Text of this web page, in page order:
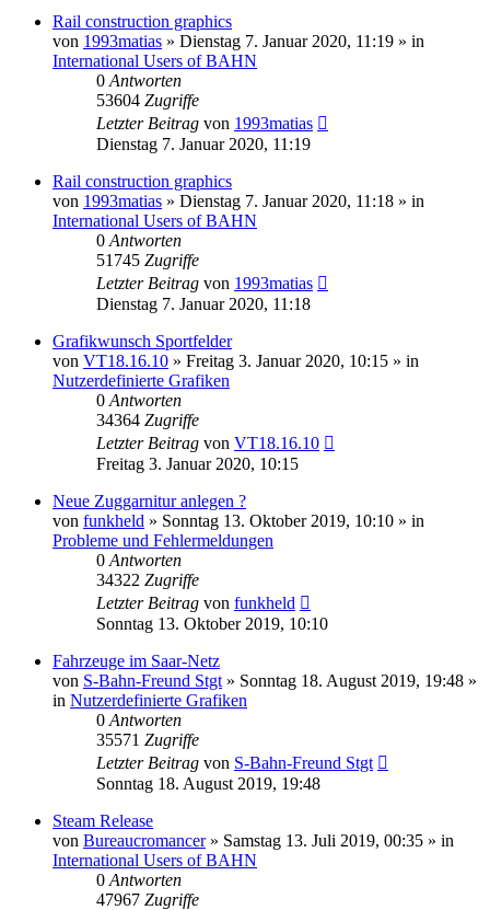
Rail construction graphics
von 1993matias » Dienstag 7. Januar 2020, 11:19 » in
International Users of BAHN
0 Antworten
53604 Zugriffe
Letzter Beitrag von 1993matias
Dienstag 7. Januar 2020, 11:19
Rail construction graphics
von 1993matias » Dienstag 7. Januar 2020, 11:18 » in
International Users of BAHN
0 Antworten
51745 Zugriffe
Letzter Beitrag von 1993matias
Dienstag 7. Januar 2020, 11:18
Grafikwunsch Sportfelder
von VT18.16.10 » Freitag 3. Januar 2020, 10:15 » in
Nutzerdefinierte Grafiken
0 Antworten
34364 Zugriffe
Letzter Beitrag von VT18.16.10
Freitag 3. Januar 2020, 10:15
Neue Zuggarnitur anlegen ?
von funkheld » Sonntag 13. Oktober 2019, 10:10 » in
Probleme und Fehlermeldungen
0 Antworten
34322 Zugriffe
Letzter Beitrag von funkheld
Sonntag 13. Oktober 2019, 10:10
Fahrzeuge im Saar-Netz
von S-Bahn-Freund Stgt » Sonntag 18. August 2019, 19:48 »
in Nutzerdefinierte Grafiken
0 Antworten
35571 Zugriffe
Letzter Beitrag von S-Bahn-Freund Stgt
Sonntag 18. August 2019, 19:48
Steam Release
von Bureaucromancer» Samstag 13. Juli 2019, 00:35 » in
International Users of BAHN
0 Antworten
47967 Zugriffe